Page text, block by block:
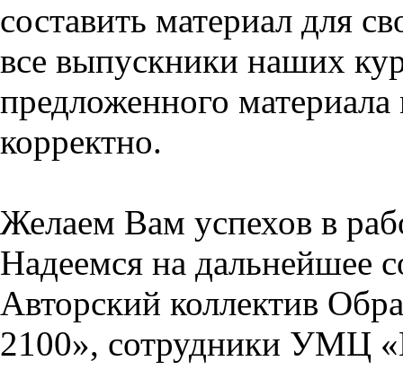
составить материал для
все выпускники наших
предложенного
корректно.
Желаем Вам успехов в
Надеемся на дальнейшее
Авторский коллектив
2100», сотрудники УМЦ